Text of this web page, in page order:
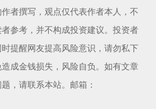
者撰写，观点仅代表作者本人，不
参考，并不构成投资建议。投资者
提醒网友提高风险意识，请勿私下
成金钱损失，风险自负。如有文章
，请联系本站。邮箱：